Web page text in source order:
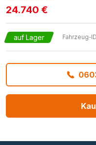
24.740 €
auf Lager Fahrzeug-ID